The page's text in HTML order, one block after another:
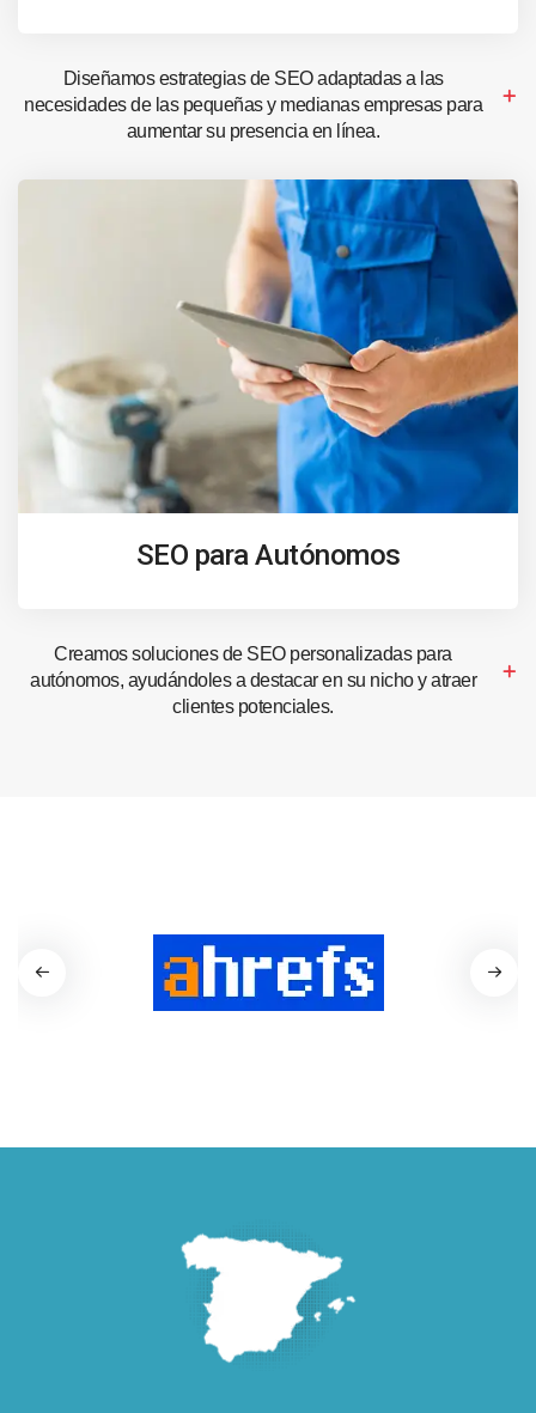
Diseñamos estrategias de SEO adaptadas a las
necesidades de las pequeñas y medianas empresas para
aumentar su presencia en línea.
SEO para Autónomos
Creamos soluciones de SEO personalizadas para
autónomos, ayudándoles a destacar en su nicho y atraer
clientes potenciales.